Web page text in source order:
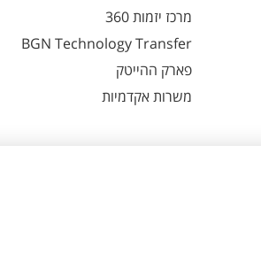
מרכז יזמות 360
BGN Technology Transfer
פארק ההייטק
משרות אקדמיות